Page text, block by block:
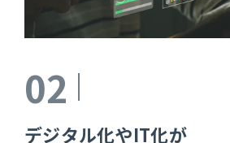
02
デジタル化やIT化が